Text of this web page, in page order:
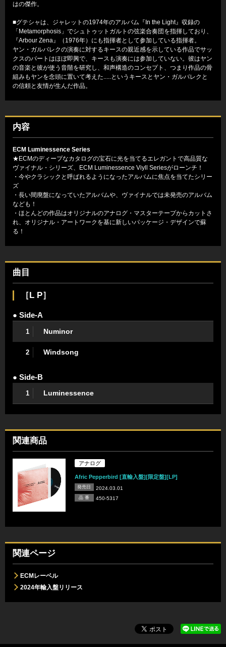
はの傑作。
■グテシャは、ジャレットの1974年のアルバム『In the Light』収録の
「Metamorphosis」でシュトゥットガルトの弦楽合奏団を指揮しており、
『Arbour Zena』（1976年）にも指揮者として参加している指揮者。
ヤン・ガルバレクの演奏に対するキースの親近感を示している作品でサッ
クスのパートはほぼ即興で、キースも演奏には参加していない。彼はヤン
の音楽と彼が使う音階を研究し、和声構造のコンセプト、つまり作品の骨
組みもヤンを念頭に置いて考えた.....というキースとヤン・ガルバレクと
の信頼と友情が生んだ作品。
内容
ECM Luminessence Series
★ECMのディープなカタログの宝石に光を当てるエレガントで高品質な
ヴァイナル・シリーズ、ECM Luminessence Viyll Seriesがローンチ！
・今やクラシックと呼ばれるようになったアルバムに焦点を当てたシリー
ズ
・長い間廃盤になっていたアルバムや、ヴァイナルでは未発売のアルバム
なども！
・ほとんどの作品はオリジナルのアナログ・マスターテープからカットさ
れ、オリジナル・アートワークを基に新しいパッケージ・デザインで蘇
る！
曲目
［L P］
● Side-A
1 Numinor
2 Windsong
● Side-B
1 Luminessence
関連商品
アナログ
Afric Pepperbird [直輸入盤][限定盤][LP]
発売日 2024.03.01
品 番 450-5317
関連ページ
ECMレーベル
2024年輸入盤リリース